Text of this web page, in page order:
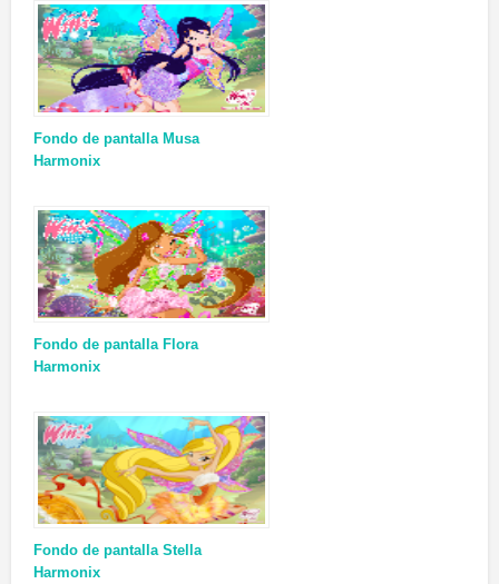
Fondo de pantalla Musa
Harmonix
Fondo de pantalla Flora
Harmonix
Fondo de pantalla Stella
Harmonix